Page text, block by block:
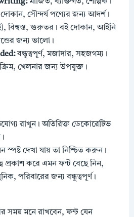
সৌন্দর্য পণ্যের জন্য আদর্শ।
বিশ্বস্ত, গুরুতর। বই দোকান, আইনি
জন্য ভালো।
বন্ধুত্বপূর্ণ, মজাদার, সহজগম্য।
খেলনার জন্য উপযুক্ত।
রাখুন। অতিরিক্ত ডেকোরেটিভ
স্পষ্ট দেখা যায় তা নিশ্চিত করুন।
প্রকাশ করে এমন ফন্ট বেছে নিন,
পরিবারের জন্য বন্ধুত্বপূর্ণ।
সময় মনে রাখবেন, ফন্ট যেন